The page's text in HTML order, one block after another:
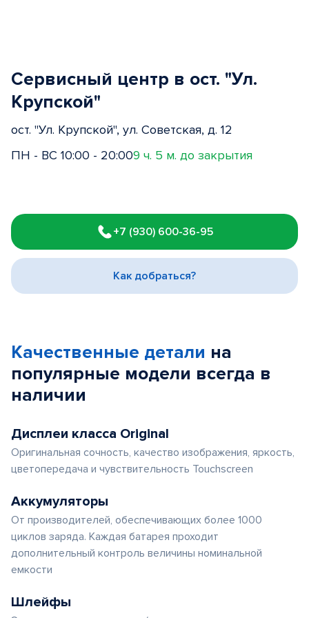
Сервисный центр в ост. "Ул.
Крупской"
ост. "Ул. Крупской", ул. Советская, д. 12
ПН - ВС 10:00 - 20:009 ч. 5 м. до закрытия
1
of
3
+7 (930) 600-36-95
Как добраться?
Качественные детали на
популярные модели всегда в
наличии
Дисплеи класса Original
Оригинальная сочность, качество изображения, яркость,
цветопередача и чувствительность Touchscreen
Аккумуляторы
От производителей, обеспечивающих более 1000
циклов заряда. Каждая батарея проходит
дополнительный контроль величины номинальной
емкости
Шлейфы